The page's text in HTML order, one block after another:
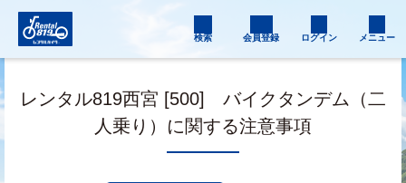
検索 会員登録 ログイン メニュー
レンタル819西宮 [500] バイクタンデム（二
人乗り）に関する注意事項